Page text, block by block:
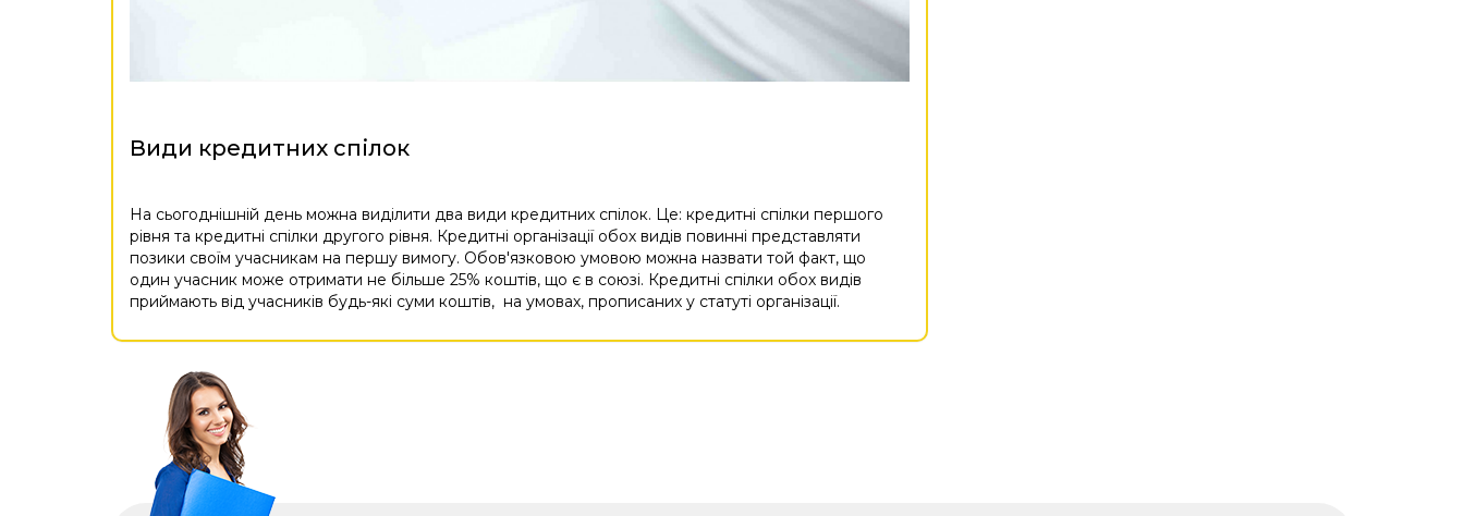
Види кредитних спілок
На сьогоднішній день можна виділити два види кредитних спілок. Це: кредитні спілки першого
рівня та кредитні спілки другого рівня. Кредитні організації обох видів повинні представляти
позики своїм учасникам на першу вимогу. Обов'язковою умовою можна назвати той факт, що
один учасник може отримати не більше 25% коштів, що є в союзі. Кредитні спілки обох видів
приймають від учасників будь-які суми коштів, на умовах, прописаних у статуті організації.